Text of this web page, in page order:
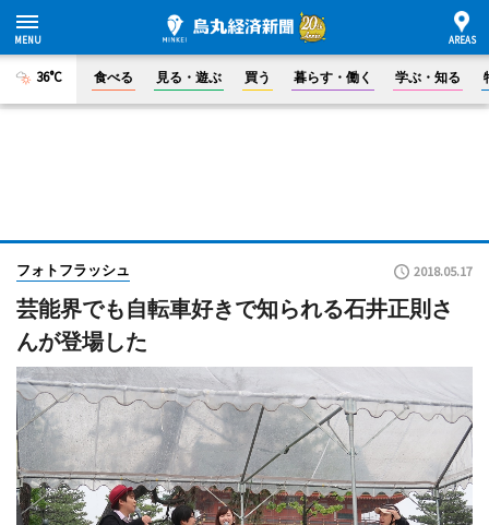
36°C 食べる 見る・遊ぶ 買う 暮らす・働く 学ぶ・知る
フォトフラッシュ 2018.05.17
芸能界でも自転車好きで知られる石井正則さ
んが登場した